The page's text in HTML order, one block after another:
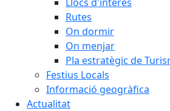
Rutes
On dormir
On menjar
Pla estratègic de
Festius Locals
Informació geogràfica
Actualitat